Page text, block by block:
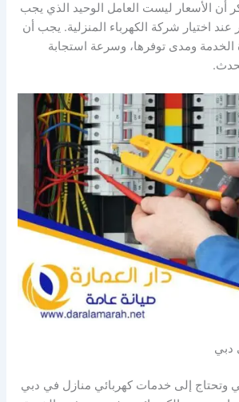
أن الأسعار ليست العامل الوحيد الذي يجب
عند اختيار شركة الكهرباء المنزلية. يجب أن
ومدى توفرها، وسرعة استجابة
دبي
وتحتاج إلى خدمات كهربائي منازل في دبي